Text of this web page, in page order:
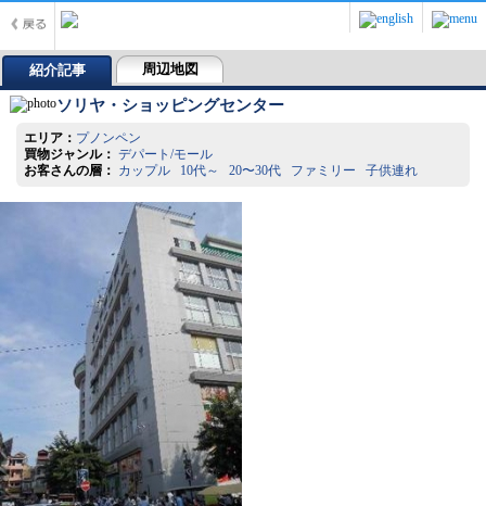
紹介記事 周辺地図
ソリヤ・ショッピングセンター
エリア： プノンペン
買物ジャンル： デパート/モール
お客さんの層： カップル 10代～ 20〜30代 ファミリー 子供連れ